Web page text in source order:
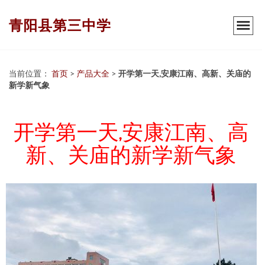
青阳县第三中学
当前位置： 首页 > 产品大全 > 开学第一天,安康江南、高新、关庙的
新学新气象
开学第一天,安康江南、高
新、关庙的新学新气象